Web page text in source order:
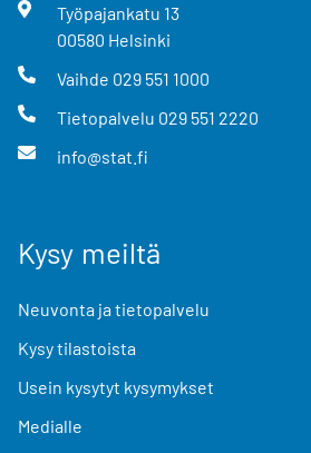
Työpajankatu 13
00580 Helsinki
Vaihde 029 551 1000
Tietopalvelu 029 551 2220
info@stat.fi
Kysy meiltä
Neuvonta ja tietopalvelu
Kysy tilastoista
Usein kysytyt kysymykset
Medialle